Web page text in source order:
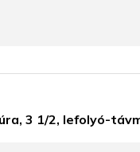
3 1/2, lefolyó-